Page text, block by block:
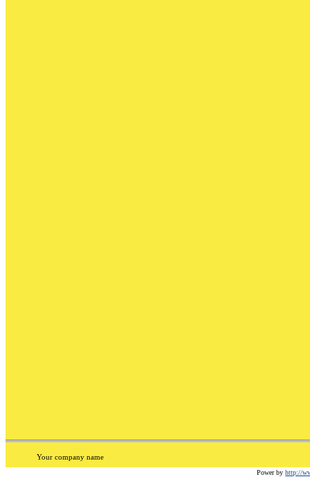
Your company name
Power byhttp://